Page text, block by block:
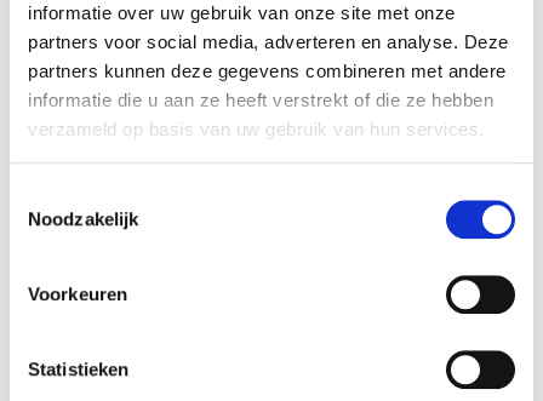
informatie over uw gebruik van onze site met onze
partners voor social media, adverteren en analyse. Deze
partners kunnen deze gegevens combineren met andere
informatie die u aan ze heeft verstrekt of die ze hebben
verzameld op basis van uw gebruik van hun services.
Noodzakelijk
Voorkeuren
Statistieken
Nature
Disque paillage coco Ø30cm
3 pièces
€4,99
Nature
Disque paillage en coco
Ø60cm 3 pièces
€11,49
Nature